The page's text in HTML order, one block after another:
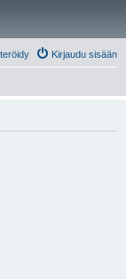
Kirjaudu sisään